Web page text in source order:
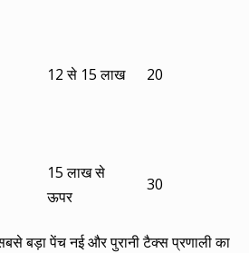
12 से 15 लाख 20
15 लाख से
ऊपर
30
बड़ा पेंच नई और पुरानी टैक्स प्रणाली का